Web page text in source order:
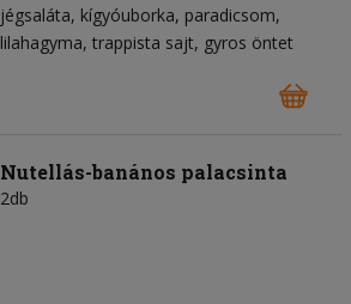
jégsaláta kígyóuborka paradicsom
lilahagyma trappista sajt gyros öntet
Nutellás-banános palacsinta
2db